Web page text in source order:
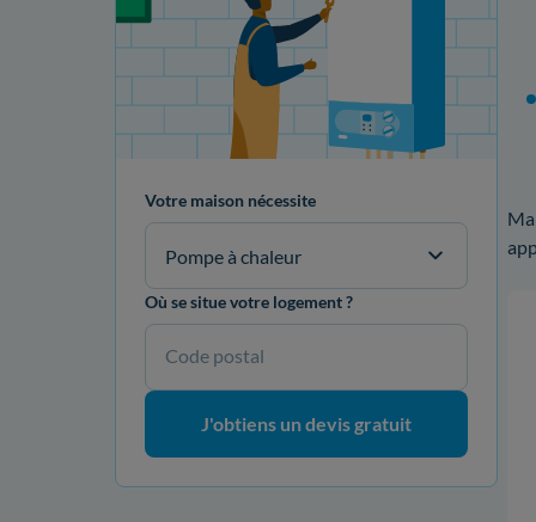
Votre maison nécessite
Pompe à chaleur
Où se situe votre logement ?
Code postal
J'obtiens un devis gratuit